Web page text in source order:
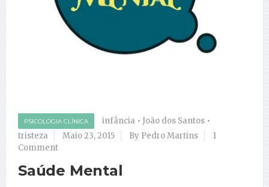
PSICOLOGIA CLÍNICA infância • João dos Santos •
tristeza
Maio 23, 2015 By Pedro Martins
1
Comment
Saúde Mental